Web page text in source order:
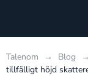
Talenom → Blog →
tillfälligt höjd